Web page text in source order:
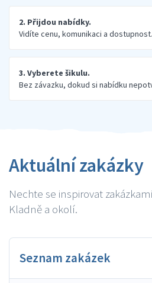
2. Přijdou nabídky.
Vidíte cenu, komunikaci a dostupnost.
3. Vyberete šikulu.
Bez závazku, dokud si nabídku
Aktuální zakázky
Nechte se inspirovat
Kladně a okolí.
Seznam zakázek